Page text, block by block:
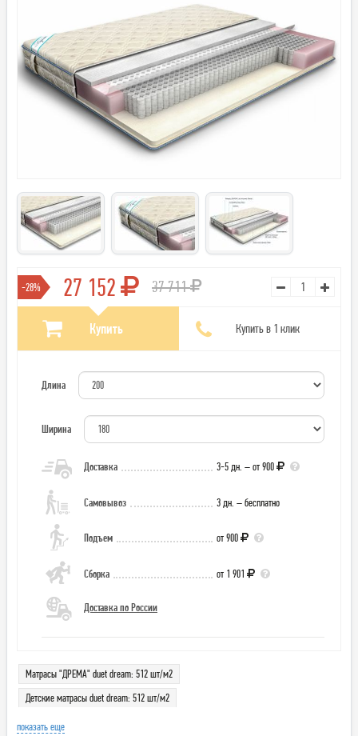
-28% 27 152 37 711
Купить Купить в 1 клик
Длина
Ширина
Доставка 3-5 дн. – от 900
Самовывоз 3 дн. – бесплатно
Подъем от 900
Сборка от 1 901
Доставка по России
Матрасы "ДРЕМА" duet dream: 512 шт/м2
Детские матрасы duet dream: 512 шт/м2
показать еще